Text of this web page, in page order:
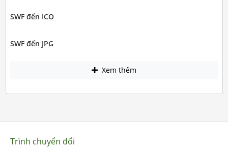
SWF đến ICO
SWF đến JPG
Xem thêm
Trình chuyển đổi